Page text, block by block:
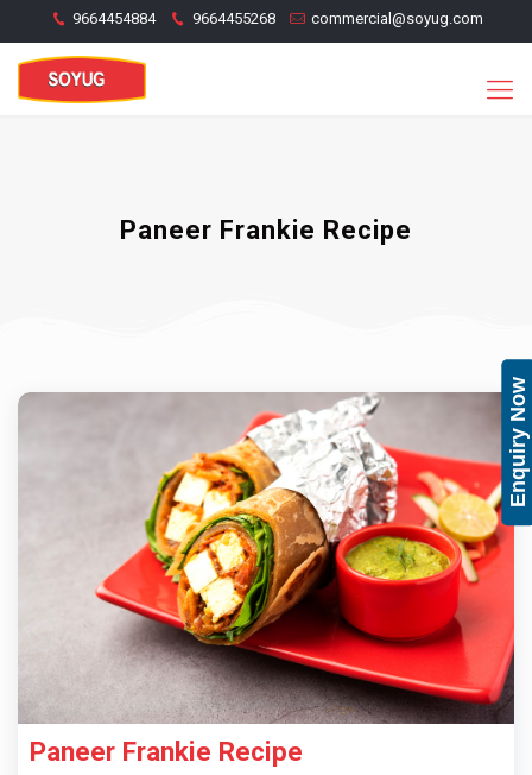
9664454884 9664455268 commercial@soyug.com
Paneer Frankie Recipe
Paneer Frankie Recipe
Enquiry Now